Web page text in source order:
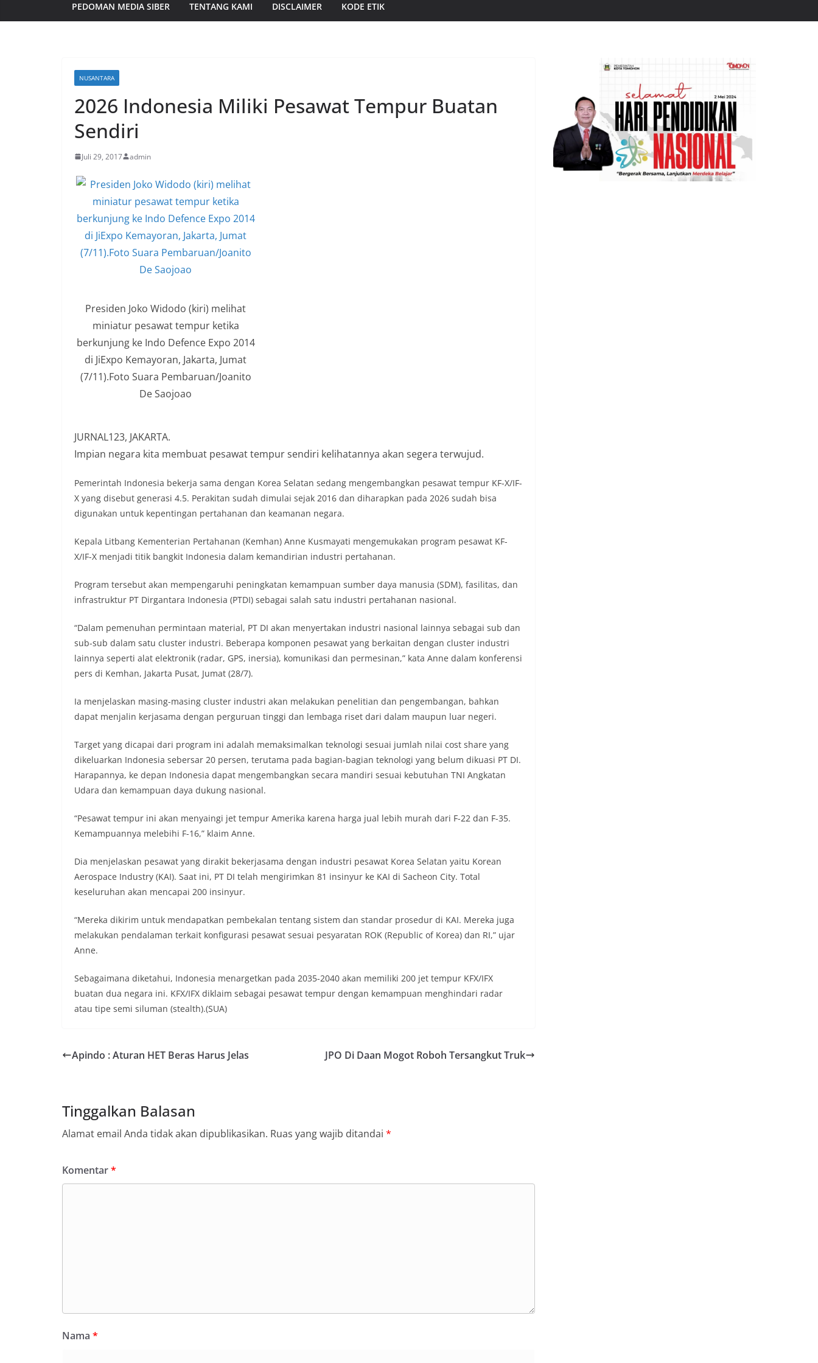
PEDOMAN MEDIA SIBER TENTANG KAMI DISCLAIMER KODE ETIK
NUSANTARA
2026 Indonesia Miliki Pesawat Tempur Buatan
Sendiri
Juli 29, 2017 admin
Presiden Joko Widodo (kiri) melihat
miniatur pesawat tempur ketika
berkunjung ke Indo Defence Expo 2014
di JiExpo Kemayoran, Jakarta, Jumat
(7/11).Foto Suara Pembaruan/Joanito
De Saojoao
JURNAL123, JAKARTA.
Impian negara kita membuat pesawat tempur sendiri kelihatannya akan segera terwujud.
Pemerintah Indonesia bekerja sama dengan Korea Selatan sedang mengembangkan pesawat tempur KF-X/IF-
X yang disebut generasi 4.5. Perakitan sudah dimulai sejak 2016 dan diharapkan pada 2026 sudah bisa
digunakan untuk kepentingan pertahanan dan keamanan negara.
Kepala Litbang Kementerian Pertahanan (Kemhan) Anne Kusmayati mengemukakan program pesawat KF-
X/IF-X menjadi titik bangkit Indonesia dalam kemandirian industri pertahanan.
Program tersebut akan mempengaruhi peningkatan kemampuan sumber daya manusia (SDM), fasilitas, dan
infrastruktur PT Dirgantara Indonesia (PTDI) sebagai salah satu industri pertahanan nasional.
“Dalam pemenuhan permintaan material, PT DI akan menyertakan industri nasional lainnya sebagai sub dan
sub-sub dalam satu cluster industri. Beberapa komponen pesawat yang berkaitan dengan cluster industri
lainnya seperti alat elektronik (radar, GPS, inersia), komunikasi dan permesinan,” kata Anne dalam konferensi
pers di Kemhan, Jakarta Pusat, Jumat (28/7).
Ia menjelaskan masing-masing cluster industri akan melakukan penelitian dan pengembangan, bahkan
dapat menjalin kerjasama dengan perguruan tinggi dan lembaga riset dari dalam maupun luar negeri.
Target yang dicapai dari program ini adalah memaksimalkan teknologi sesuai jumlah nilai cost share yang
dikeluarkan Indonesia sebersar 20 persen, terutama pada bagian-bagian teknologi yang belum dikuasi PT DI.
Harapannya, ke depan Indonesia dapat mengembangkan secara mandiri sesuai kebutuhan TNI Angkatan
Udara dan kemampuan daya dukung nasional.
“Pesawat tempur ini akan menyaingi jet tempur Amerika karena harga jual lebih murah dari F-22 dan F-35.
Kemampuannya melebihi F-16,” klaim Anne.
Dia menjelaskan pesawat yang dirakit bekerjasama dengan industri pesawat Korea Selatan yaitu Korean
Aerospace Industry (KAI). Saat ini, PT DI telah mengirimkan 81 insinyur ke KAI di Sacheon City. Total
keseluruhan akan mencapai 200 insinyur.
“Mereka dikirim untuk mendapatkan pembekalan tentang sistem dan standar prosedur di KAI. Mereka juga
melakukan pendalaman terkait konfigurasi pesawat sesuai pesyaratan ROK (Republic of Korea) dan RI,” ujar
Anne.
Sebagaimana diketahui, Indonesia menargetkan pada 2035-2040 akan memiliki 200 jet tempur KFX/IFX
buatan dua negara ini. KFX/IFX diklaim sebagai pesawat tempur dengan kemampuan menghindari radar
atau tipe semi siluman (stealth).(SUA)
Apindo : Aturan HET Beras Harus Jelas JPO Di Daan Mogot Roboh Tersangkut Truk
Tinggalkan Balasan
Alamat email Anda tidak akan dipublikasikan. Ruas yang wajib ditandai *
Komentar*
Nama *